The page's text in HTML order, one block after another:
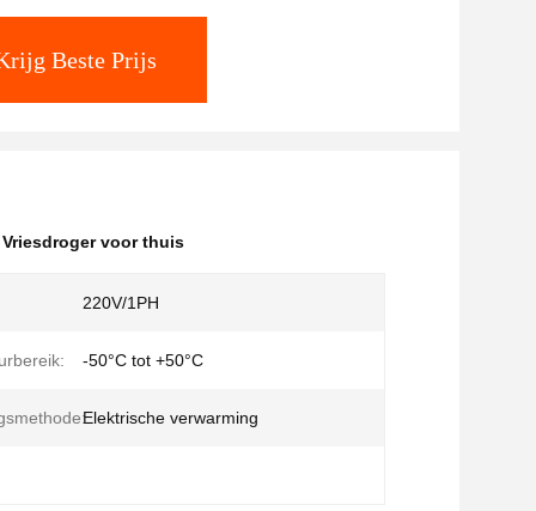
Beste Prijs
voor thuis
220V/1PH
-50°C tot +50°C
Elektrische verwarming